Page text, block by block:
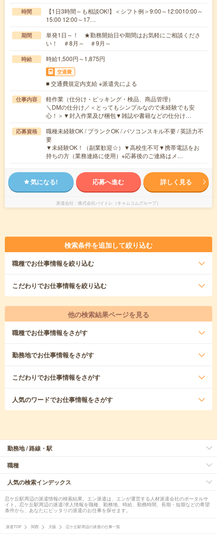
時間
【1日3時間～も相談OK!】＜シフト例＞9:00～12:0010:00～
15:00 12:00～17…
期間
単発1日～！ ★勤務開始日や期間はお気軽にご相談くださ
い！ ＃8月～ ＃9月～
時給 時給1,500円～1,875円
交通費
■ 交通費規定内支給 ※派遣先による
仕事内容
軽作業（仕分け・ピッキング・検品、商品管理）
＼DMの仕分け／＜とってもシンプルなので未経験でも安
心！＞▼封入作業及び梱包▼雑誌や書籍などの仕分け…
応募資格
職種未経験OK / ブランクOK / パソコンスキル不要 / 英語力不
要
▼未経験OK！（副業歓迎☆）▼高校生不可▼携帯電話をお
持ちの方（業務連絡に使用）※応募後のご連絡はメ…
気になる! 応募へ進む 詳しく見る
派遣会社 株式会社バイトレ（キャムコムグループ）
検索条件を追加して絞り込む
職種でお仕事情報を絞り込む
こだわりでお仕事情報を絞り込む
他の検索結果ページを見る
職種でお仕事情報をさがす
勤務地でお仕事情報をさがす
こだわりでお仕事情報をさがす
人気のワードでお仕事情報をさがす
勤務地 / 路線・駅
職種
人気の検索インデックス
忍ケ丘駅周辺の派遣情報の検索結果。エン派遣は、エンが運営する人材派遣会社のポータルサ
イト。忍ケ丘駅周辺の派遣/求人情報を職種、勤務地、時給、勤務時間、長期・短期などの希望
条件から、あなたにピッタリの派遣のお仕事を探せます。
派遣TOP 関西 大阪 忍ケ丘駅周辺の派遣の仕事一覧